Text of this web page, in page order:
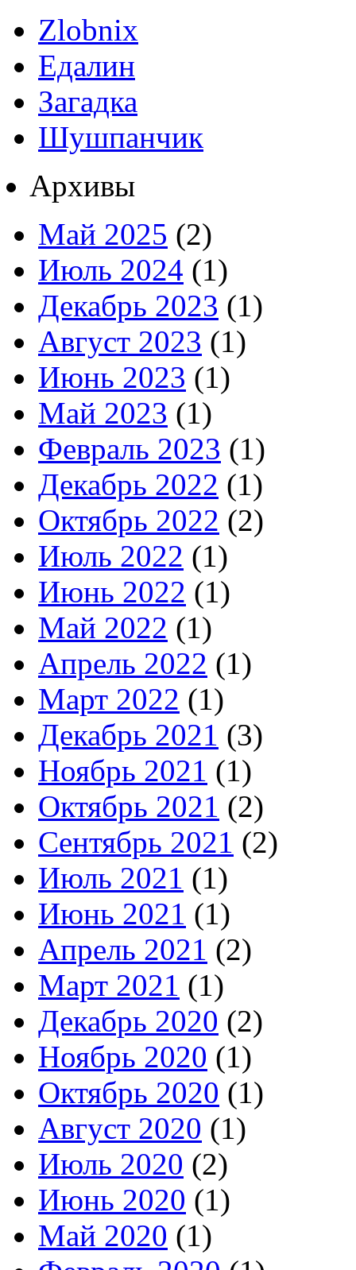
Zlobnix
Едалин
Загадка
Шушпанчик
Архивы
Май 2025 (2)
Июль 2024 (1)
Декабрь 2023 (1)
Август 2023 (1)
Июнь 2023 (1)
Май 2023 (1)
Февраль 2023 (1)
Декабрь 2022 (1)
Октябрь 2022 (2)
Июль 2022 (1)
Июнь 2022 (1)
Май 2022 (1)
Апрель 2022 (1)
Март 2022 (1)
Декабрь 2021 (3)
Ноябрь 2021 (1)
Октябрь 2021 (2)
Сентябрь 2021 (2)
Июль 2021 (1)
Июнь 2021 (1)
Апрель 2021 (2)
Март 2021 (1)
Декабрь 2020 (2)
Ноябрь 2020 (1)
Октябрь 2020 (1)
Август 2020 (1)
Июль 2020 (2)
Июнь 2020 (1)
Май 2020 (1)